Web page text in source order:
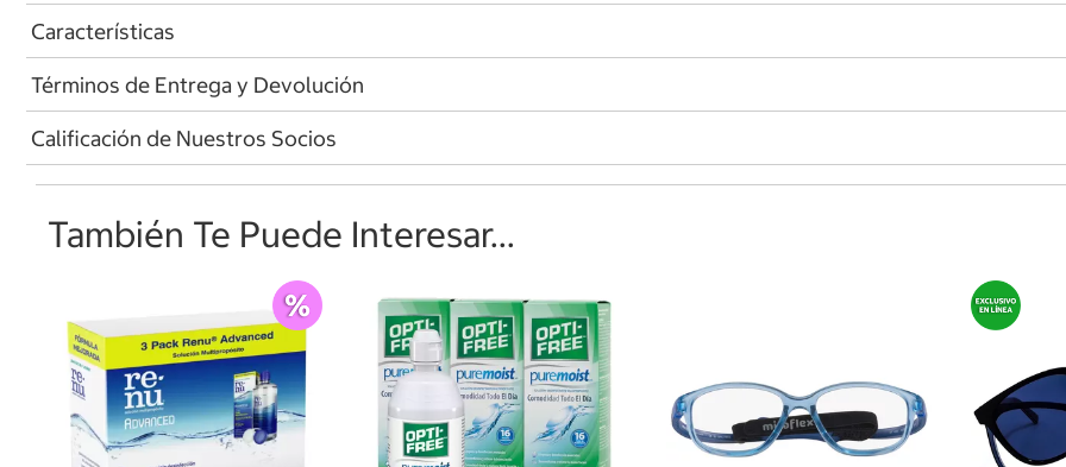
Características
Términos de Entrega y Devolución
Calificación de Nuestros Socios
También Te Puede Interesar...